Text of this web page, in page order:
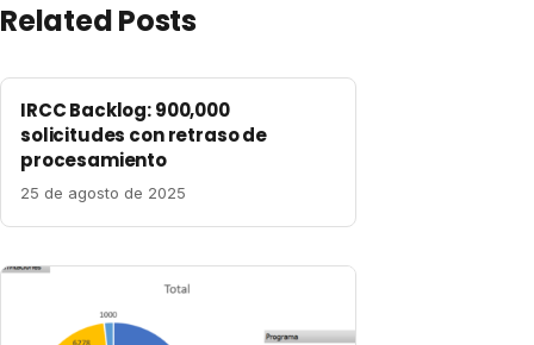
Related Posts
IRCC Backlog: 900,000
solicitudes con retraso de
procesamiento
25 de agosto de 2025